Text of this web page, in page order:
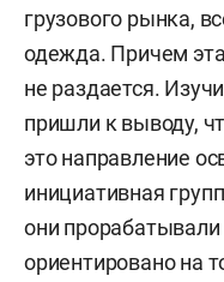
грузового рынка,
одежда. Причем
не раздается.
пришли к выводу,
это направление
инициативная
они
ориентировано на